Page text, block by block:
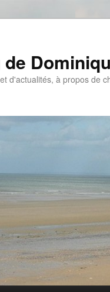
de
d'actualités, à propos de